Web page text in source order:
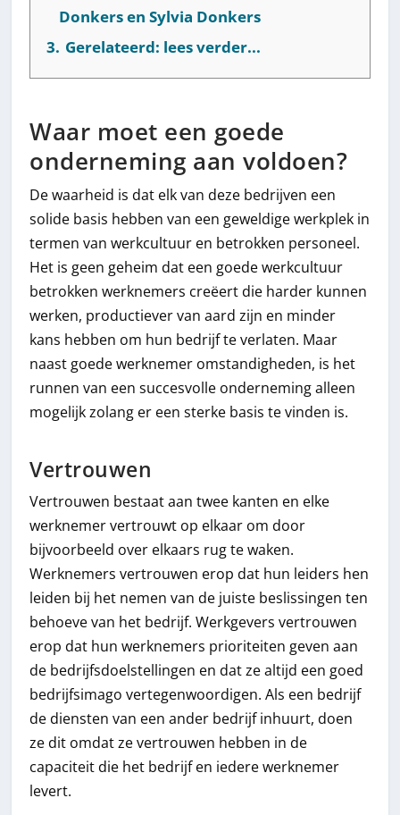
Donkers en Sylvia Donkers
3. Gerelateerd: lees verder...
Waar moet een goede
onderneming aan voldoen?
De waarheid is dat elk van deze bedrijven een
solide basis hebben van een geweldige werkplek in
termen van werkcultuur en betrokken personeel.
Het is geen geheim dat een goede werkcultuur
betrokken werknemers creëert die harder kunnen
werken, productiever van aard zijn en minder
kans hebben om hun bedrijf te verlaten. Maar
naast goede werknemer omstandigheden, is het
runnen van een succesvolle onderneming alleen
mogelijk zolang er een sterke basis te vinden is.
Vertrouwen
Vertrouwen bestaat aan twee kanten en elke
werknemer vertrouwt op elkaar om door
bijvoorbeeld over elkaars rug te waken.
Werknemers vertrouwen erop dat hun leiders hen
leiden bij het nemen van de juiste beslissingen ten
behoeve van het bedrijf. Werkgevers vertrouwen
erop dat hun werknemers prioriteiten geven aan
de bedrijfsdoelstellingen en dat ze altijd een goed
bedrijfsimago vertegenwoordigen. Als een bedrijf
de diensten van een ander bedrijf inhuurt, doen
ze dit omdat ze vertrouwen hebben in de
capaciteit die het bedrijf en iedere werknemer
levert.